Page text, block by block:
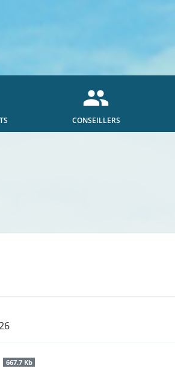
people
CONSEILLERS
667.7 Kb